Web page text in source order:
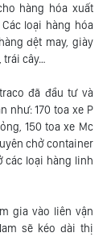
hàng hóa xuất
loại hàng hóa
dệt may, giày
trái cây…
đã đầu tư và
như: 170 toa xe P
150 toa xe Mc
chở container
các loại hàng linh
gia vào liên vận
sẽ kéo dài thị